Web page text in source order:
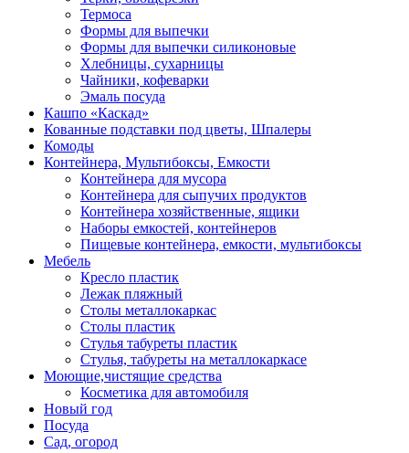
Термоса
Формы для выпечки
Формы для выпечки силиконовые
Хлебницы, сухарницы
Чайники, кофеварки
Эмаль посуда
Кашпо «Каскад»
Кованные подставки под цветы, Шпалеры
Комоды
Контейнера, Мультибоксы, Емкости
Контейнера для мусора
Контейнера для сыпучих продуктов
Контейнера хозяйственные, ящики
Наборы емкостей, контейнеров
Пищевые контейнера, емкости, мультибоксы
Мебель
Кресло пластик
Лежак пляжный
Столы металлокаркас
Столы пластик
Стулья табуреты пластик
Стулья, табуреты на металлокаркасе
Моющие,чистящие средства
Косметика для автомобиля
Новый год
Посуда
Сад, огород